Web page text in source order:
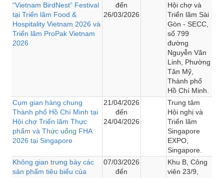
“Vietnam BirdNest” Festival
tại Triển lãm Food &
Hospitality Vietnam 2026 và
Triển lãm ProPak Vietnam
2026
đến
26/03/2026
Hội chợ và
Triển lãm Sài
Gòn - SECC,
số 799
đường
Nguyễn Văn
Linh, Phường
Tân Mỹ,
Thành phố
Hồ Chí Minh.
Cụm gian hàng chung
Thành phố Hồ Chí Minh tại
Hội chợ Triển lãm Thực
phẩm và Thức uống FHA
2026 tại Singapore
21/04/2026
đến
24/04/2026
Trung tâm
Hội nghị và
Triển lãm
Singapore
EXPO,
Singapore.
Không gian trưng bày các
sản phẩm tiêu biểu của
07/03/2026
đến
Khu B, Công
viên 23/9,